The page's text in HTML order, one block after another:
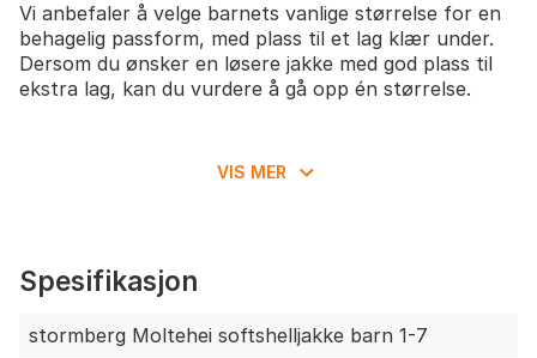
Vi anbefaler å velge barnets vanlige størrelse for en
behagelig passform, med plass til et lag klær under.
Dersom du ønsker en løsere jakke med god plass til
ekstra lag, kan du vurdere å gå opp én størrelse.
VIS MER
Spesifikasjon
stormberg Moltehei softshelljakke barn 1-7